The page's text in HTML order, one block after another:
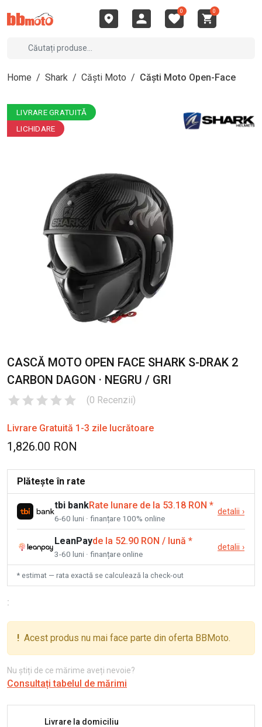
0 0
Home / Shark / Căști Moto / Căști Moto Open-Face
LIVRARE GRATUITĂ
LICHIDARE
CASCĂ MOTO OPEN FACE SHARK S-DRAK 2
CARBON DAGON · NEGRU / GRI
(0 Recenzii)
Livrare Gratuită 1-3 zile lucrătoare
1,826.00 RON
Plătește în rate
tbi bankRate lunare de la 53.18 RON *
6-60 luni · finanțare 100% online
detalii ›
LeanPayde la 52.90 RON / lună *
3-60 luni · finanțare online
detalii ›
* estimat — rata exactă se calculează la check-out
:
! Acest produs nu mai face parte din oferta BBMoto.
Nu știți de ce mărime aveți nevoie?
Consultați tabelul de mărimi
Livrare la domiciliu